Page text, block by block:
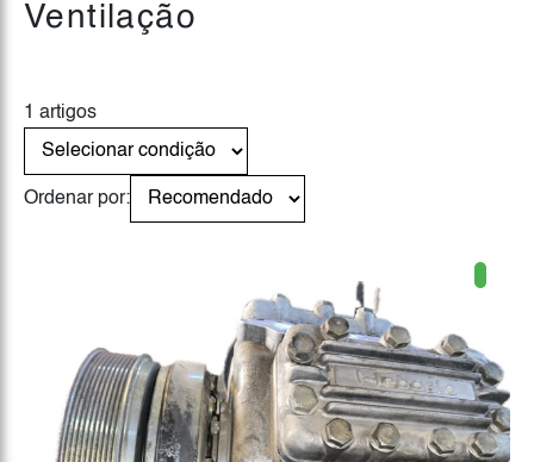
Ventilação
1 artigos
Ordenar por: